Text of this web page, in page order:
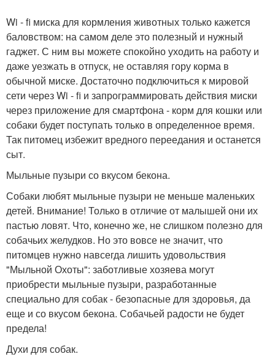
Wi - fi миска для кормления животных только кажется
баловством: на самом деле это полезный и нужный
гаджет. С ним вы можете спокойно уходить на работу и
даже уезжать в отпуск, не оставляя гору корма в
обычной миске. Достаточно подключиться к мировой
сети через Wi - fi и запрограммировать действия миски
через приложение для смартфона - корм для кошки или
собаки будет поступать только в определенное время.
Так питомец избежит вредного переедания и останется
сыт.
Мыльные пузыри со вкусом бекона.
Собаки любят мыльные пузыри не меньше маленьких
детей. Внимание! Только в отличие от малышей они их
пастью ловят. Что, конечно же, не слишком полезно для
собачьих желудков. Но это вовсе не значит, что
питомцев нужно навсегда лишить удовольствия
"Мыльной Охоты": заботливые хозяева могут
приобрести мыльные пузыри, разработанные
специально для собак - безопасные для здоровья, да
еще и со вкусом бекона. Собачьей радости не будет
предела!
Духи для собак.